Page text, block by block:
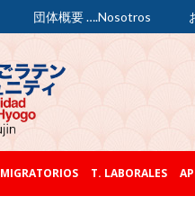
団体概要 ….Nosotros
T. LABORALES